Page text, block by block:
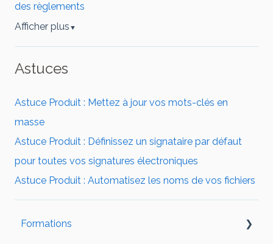
des règlements
Afficher plus ▼
Astuces
Astuce Produit : Mettez à jour vos mots-clés en
masse
Astuce Produit : Définissez un signataire par défaut
pour toutes vos signatures électroniques
Astuce Produit : Automatisez les noms de vos fichiers
Formations